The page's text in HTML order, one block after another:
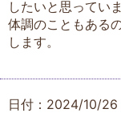
したいと思っていま
体調のこともある
します。
日付：2024/10/26